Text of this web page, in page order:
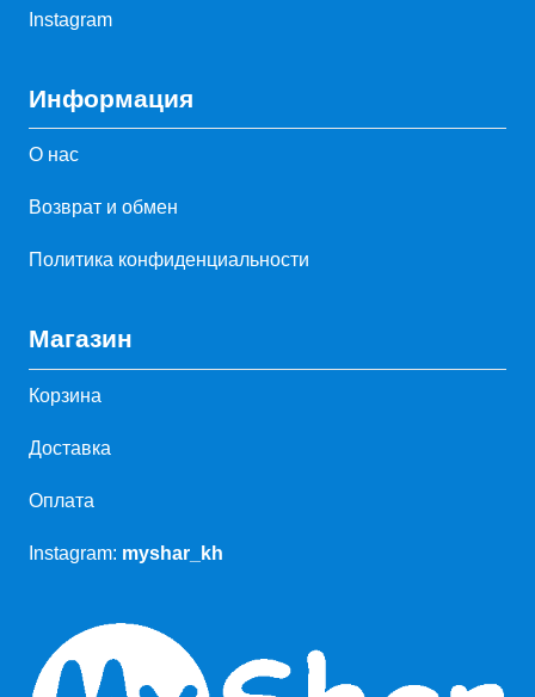
Instagram
Информация
О нас
Возврат и обмен
Политика конфиденциальности
Магазин
Корзина
Доставка
Оплата
Instagram: myshar_kh